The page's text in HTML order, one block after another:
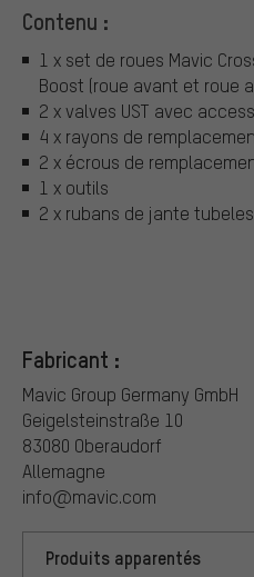
Contenu :
1 x set de roues Mavic
Boost (roue avant et roue
2 x valves UST avec
4 x rayons de
2 x écrous de
1 x outils
2 x rubans de jante
Fabricant :
Mavic Group Germany GmbH
Geigelsteinstraße 10
83080 Oberaudorf
Allemagne
info@mavic.com
Produits apparentés